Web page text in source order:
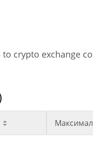
crypto exchange